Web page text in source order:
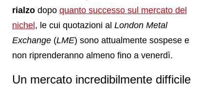
rialzo dopo quanto successo sul mercato del
nichel, le cui quotazioni al London Metal
Exchange (LME) sono attualmente sospese e
non riprenderanno almeno fino a venerdì.
Un mercato incredibilmente difficile